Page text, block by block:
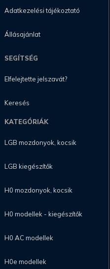
Adatkezelési tájékoztató
Állásajánlat
SEGÍTSÉG
Elfelejtette jelszavát?
Keresés
KATEGÓRIÁK
LGB mozdonyok, kocsik
LGB kiegészítők
H0 mozdonyok, kocsik
H0 modellek - kiegészítők
H0 AC modellek
H0e modellek